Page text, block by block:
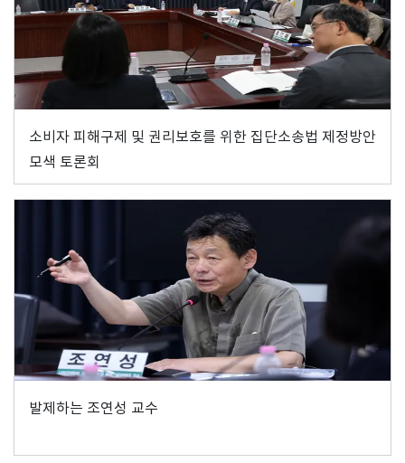
소비자 피해구제 및 권리보호를 위한 집단소송법 제정방안
모색 토론회
발제하는 조연성 교수